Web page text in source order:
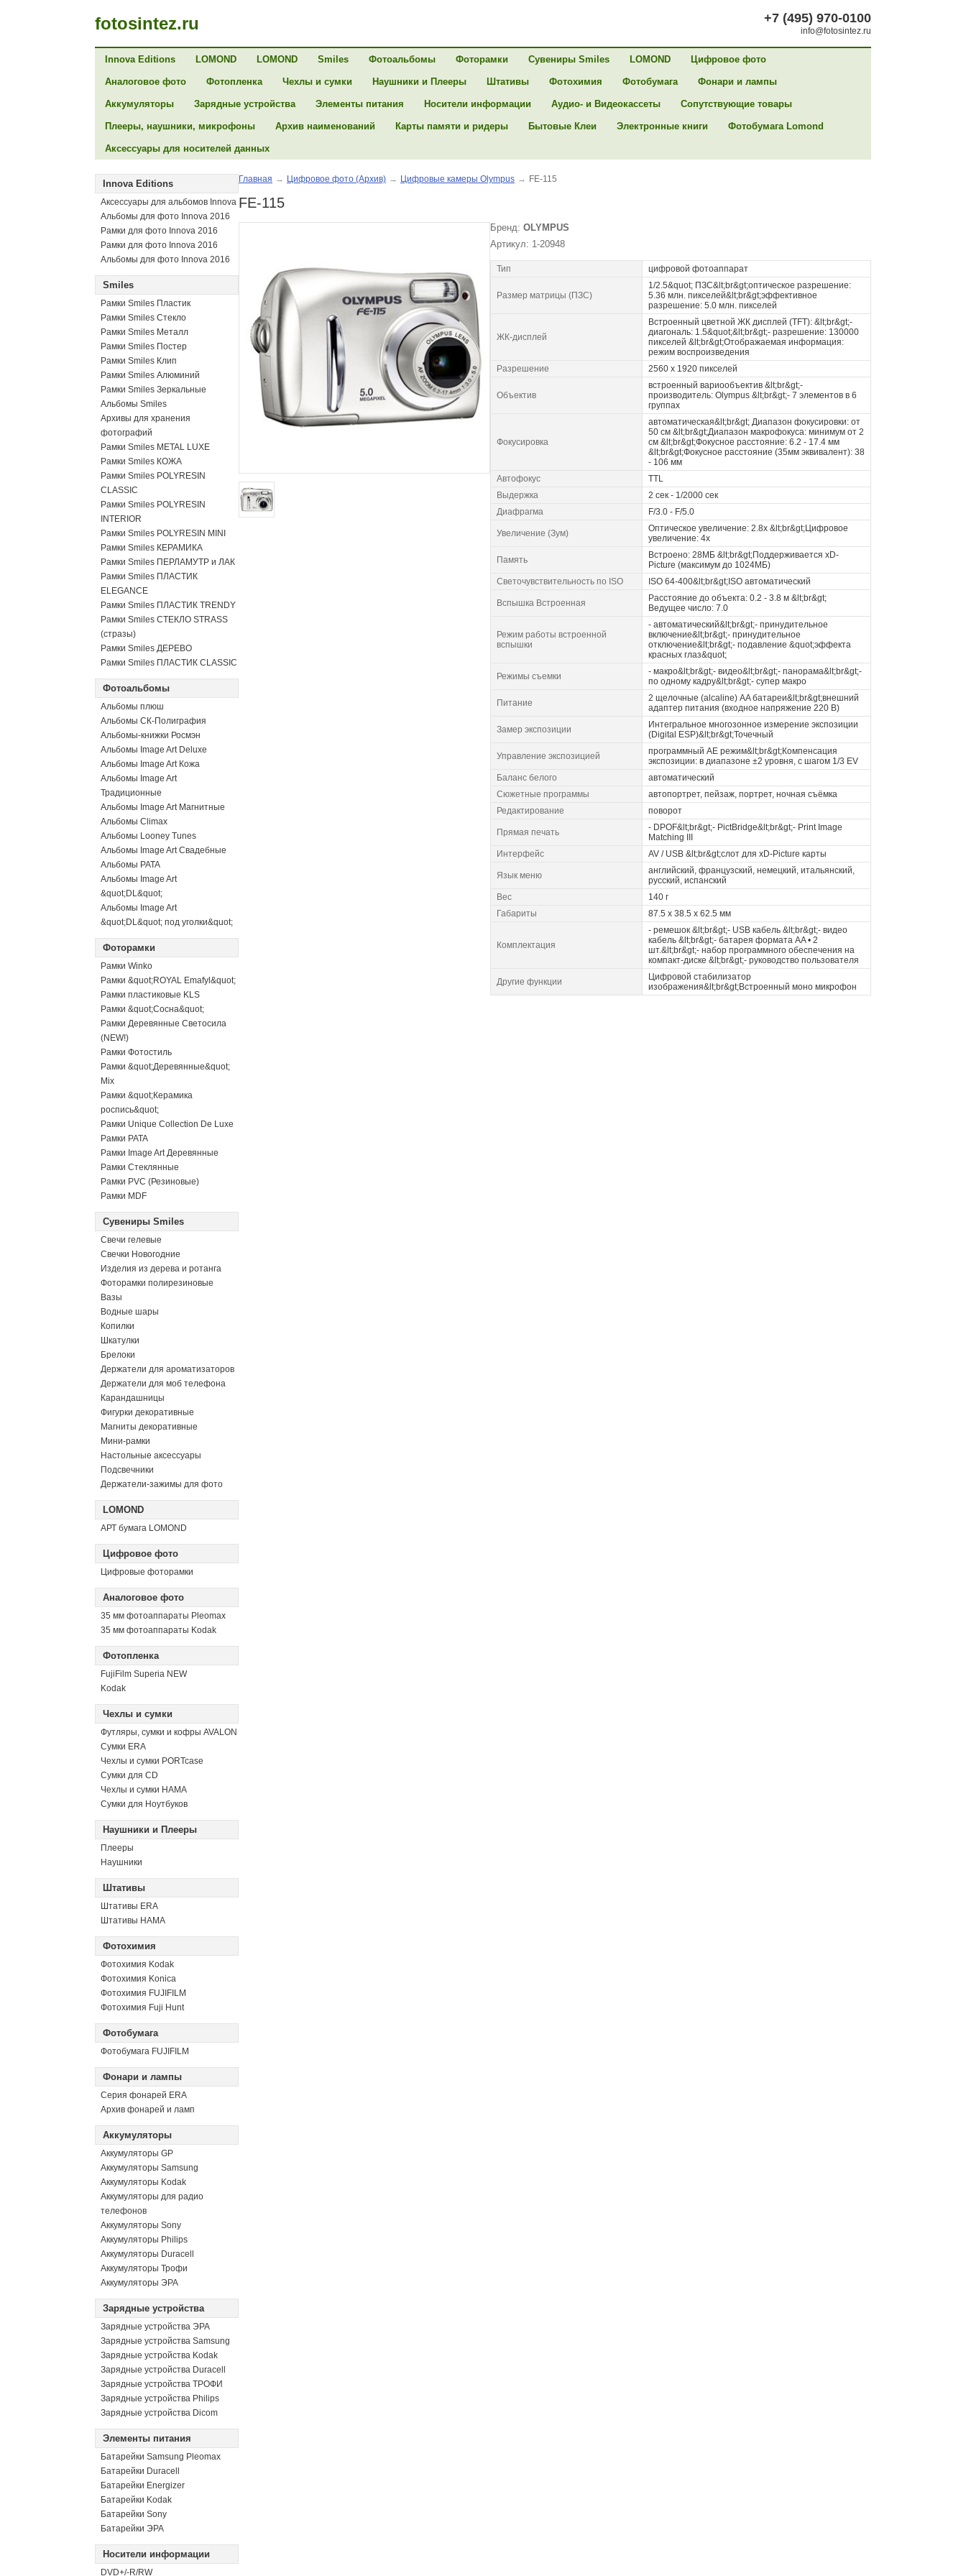
fotosintez.ru +7 (495) 970-0100
info@fotosintez.ru
Innova Editions LOMOND LOMOND Smiles Фотоальбомы Фоторамки Сувениры Smiles LOMOND Цифровое фото
Аналоговое фото Фотопленка Чехлы и сумки Наушники и Плееры Штативы Фотохимия Фотобумага Фонари и лампы
Аккумуляторы Зарядные устройства Элементы питания Носители информации Аудио- и Видеокассеты Сопутствующие товары
Плееры, наушники, микрофоны Архив наименований Карты памяти и ридеры Бытовые Клеи Электронные книги Фотобумага Lomond
Аксессуары для носителей данных
Innova Editions
Аксессуары для альбомов Innova
Альбомы для фото Innova 2016
Рамки для фото Innova 2016
Рамки для фото Innova 2016
Альбомы для фото Innova 2016
Smiles
Рамки Smiles Пластик
Рамки Smiles Стекло
Рамки Smiles Металл
Рамки Smiles Постер
Рамки Smiles Клип
Рамки Smiles Алюминий
Рамки Smiles Зеркальные
Альбомы Smiles
Архивы для хранения
фотографий
Рамки Smiles METAL LUXE
Рамки Smiles КОЖА
Рамки Smiles POLYRESIN
CLASSIC
Рамки Smiles POLYRESIN
INTERIOR
Рамки Smiles POLYRESIN MINI
Рамки Smiles КЕРАМИКА
Рамки Smiles ПЕРЛАМУТР и ЛАК
Рамки Smiles ПЛАСТИК
ELEGANCE
Рамки Smiles ПЛАСТИК TRENDY
Рамки Smiles СТЕКЛО STRASS
(стразы)
Рамки Smiles ДЕРЕВО
Рамки Smiles ПЛАСТИК CLASSIC
Фотоальбомы
Альбомы плюш
Альбомы СК-Полиграфия
Альбомы-книжки Росмэн
Альбомы Image Art Deluxe
Альбомы Image Art Кожа
Альбомы Image Art
Традиционные
Альбомы Image Art Магнитные
Альбомы Climax
Альбомы Looney Tunes
Альбомы Image Art Свадебные
Альбомы PATA
Альбомы Image Art
&quot;DL&quot;
Альбомы Image Art
&quot;DL&quot; под уголки&quot;
Фоторамки
Рамки Winko
Рамки &quot;ROYAL Emafyl&quot;
Рамки пластиковые KLS
Рамки &quot;Сосна&quot;
Рамки Деревянные Светосила
(NEW!)
Рамки Фотостиль
Рамки &quot;Деревянные&quot;
Mix
Рамки &quot;Керамика
роспись&quot;
Рамки Unique Collection De Luxe
Рамки PATA
Рамки Image Art Деревянные
Рамки Стеклянные
Рамки PVC (Резиновые)
Рамки MDF
Сувениры Smiles
Свечи гелевые
Свечки Новогодние
Изделия из дерева и ротанга
Фоторамки полирезиновые
Вазы
Водные шары
Копилки
Шкатулки
Брелоки
Держатели для ароматизаторов
Держатели для моб телефона
Карандашницы
Фигурки декоративные
Магниты декоративные
Мини-рамки
Настольные аксессуары
Подсвечники
Держатели-зажимы для фото
LOMOND
АРТ бумага LOMOND
Цифровое фото
Цифровые фоторамки
Аналоговое фото
35 мм фотоаппараты Pleomax
35 мм фотоаппараты Kodak
Фотопленка
FujiFilm Superia NEW
Kodak
Чехлы и сумки
Футляры, сумки и кофры AVALON
Сумки ERA
Чехлы и сумки PORTcase
Сумки для CD
Чехлы и сумки HAMA
Сумки для Ноутбуков
Наушники и Плееры
Плееры
Наушники
Штативы
Штативы ERA
Штативы HAMA
Фотохимия
Фотохимия Kodak
Фотохимия Konica
Фотохимия FUJIFILM
Фотохимия Fuji Hunt
Фотобумага
Фотобумага FUJIFILM
Фонари и лампы
Серия фонарей ERA
Архив фонарей и ламп
Аккумуляторы
Аккумуляторы GP
Аккумуляторы Samsung
Аккумуляторы Kodak
Аккумуляторы для радио
телефонов
Аккумуляторы Sony
Аккумуляторы Philips
Аккумуляторы Duracell
Аккумуляторы Трофи
Аккумуляторы ЭРА
Зарядные устройства
Зарядные устройства ЭРА
Зарядные устройства Samsung
Зарядные устройства Kodak
Зарядные устройства Duracell
Зарядные устройства ТРОФИ
Зарядные устройства Philips
Зарядные устройства Dicom
Элементы питания
Батарейки Samsung Pleomax
Батарейки Duracell
Батарейки Energizer
Батарейки Kodak
Батарейки Sony
Батарейки ЭРА
Носители информации
DVD+/-R/RW
Главная → Цифровое фото (Архив) → Цифровые камеры Olympus → FE-115
FE-115
Бренд: OLYMPUS
Артикул: 1-20948
Тип цифровой фотоаппарат
Размер матрицы (ПЗС)
1/2.5&quot; ПЗС&lt;br&gt;оптическое разрешение:
5.36 млн. пикселей&lt;br&gt;эффективное
разрешение: 5.0 млн. пикселей
ЖК-дисплей
Встроенный цветной ЖК дисплей (TFT): &lt;br&gt;-
диагональ: 1.5&quot;&lt;br&gt;- разрешение: 130000
пикселей &lt;br&gt;Отображаемая информация:
режим воспроизведения
Разрешение
2560 x 1920 пикселей
Объектив
встроенный вариообъектив &lt;br&gt;-
производитель: Olympus &lt;br&gt;- 7 элементов в 6
группах
Фокусировка
автоматическая&lt;br&gt; Диапазон фокусировки: от
50 см &lt;br&gt;Диапазон макрофокуса: минимум от 2
см &lt;br&gt;Фокусное расстояние: 6.2 - 17.4 мм
&lt;br&gt;Фокусное расстояние (35мм эквивалент): 38
- 106 мм
Автофокус
TTL
Выдержка
2 сек - 1/2000 сек
Диафрагма
F/3.0 - F/5.0
Увеличение (Зум)
Оптическое увеличение: 2.8x &lt;br&gt;Цифровое
увеличение: 4x
Память
Встроено: 28МБ &lt;br&gt;Поддерживается xD-
Picture (максимум до 1024МБ)
Светочувствительность по ISO
ISO 64-400&lt;br&gt;ISO автоматический
Вспышка Встроенная
Расстояние до объекта: 0.2 - 3.8 м &lt;br&gt;
Ведущее число: 7.0
Режим работы встроенной
вспышки
- автоматический&lt;br&gt;- принудительное
включение&lt;br&gt;- принудительное
отключение&lt;br&gt;- подавление &quot;эффекта
красных глаз&quot;
Режимы съемки
- макро&lt;br&gt;- видео&lt;br&gt;- панорама&lt;br&gt;-
по одному кадру&lt;br&gt;- супер макро
Питание
2 щелочные (alcaline) AA батареи&lt;br&gt;внешний
адаптер питания (входное напряжение 220 В)
Замер экспозиции
Интегральное многозонное измерение экспозиции
(Digital ESP)&lt;br&gt;Точечный
Управление экспозицией
программный AE режим&lt;br&gt;Компенсация
экспозиции: в диапазоне ±2 уровня, с шагом 1/3 EV
Баланс белого
автоматический
Сюжетные программы
автопортрет, пейзаж, портрет, ночная съёмка
Редактирование
поворот
Прямая печать
- DPOF&lt;br&gt;- PictBridge&lt;br&gt;- Print Image
Matching III
Интерфейс
AV / USB &lt;br&gt;слот для xD-Picture карты
Язык меню
английский, французский, немецкий, итальянский,
русский, испанский
Вес
140 г
Габариты
87.5 x 38.5 x 62.5 мм
Комплектация
- ремешок &lt;br&gt;- USB кабель &lt;br&gt;- видео
кабель &lt;br&gt;- батарея формата AA • 2
шт.&lt;br&gt;- набор программного обеспечения на
компакт-диске &lt;br&gt;- руководство пользователя
Другие функции
Цифровой стабилизатор
изображения&lt;br&gt;Встроенный моно микрофон